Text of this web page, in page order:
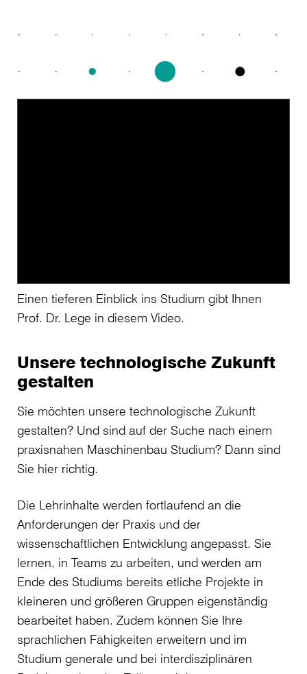
Einen tieferen Einblick ins Studium gibt Ihnen
Prof. Dr. Lege in diesem Video.
Unsere technologische Zukunft
gestalten
Sie möchten unsere technologische Zukunft
gestalten? Und sind auf der Suche nach einem
praxisnahen Maschinenbau Studium? Dann sind
Sie hier richtig.
Die Lehrinhalte werden fortlaufend an die
Anforderungen der Praxis und der
wissenschaftlichen Entwicklung angepasst. Sie
lernen, in Teams zu arbeiten, und werden am
Ende des Studiums bereits etliche Projekte in
kleineren und größeren Gruppen eigenständig
bearbeitet haben. Zudem können Sie Ihre
sprachlichen Fähigkeiten erweitern und im
Studium generale und bei interdisziplinären